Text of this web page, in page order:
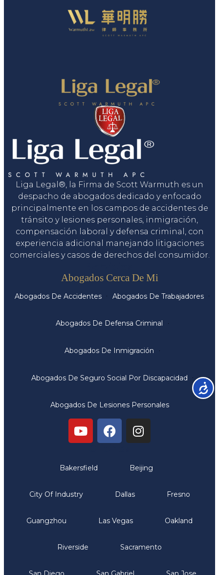
Liga Legal®, la Firma de Scott Warmuth es un
despacho de abogados dedicado y enfocado
principalmente en los campos de accidentes de
tránsito y lesiones personales, inmigración,
compensación laboral y defensa criminal, con
experiencia adicional manejando litigaciones
comerciales y casos de derechos del consumidor.
Abogados Cerca De Mi
Abogados De Accidentes Abogados De Trabajadores
Abogados De Defensa Criminal
Abogados De Inmigración
Abogados De Seguro Social Por Discapacidad
Abogados De Lesiones Personales
Bakersfield Beijing
City Of Industry Dallas Fresno
Guangzhou Las Vegas Oakland
Riverside Sacramento